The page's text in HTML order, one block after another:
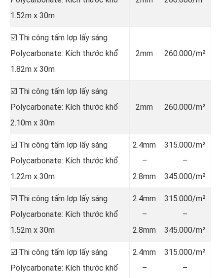
1.52m x 30m
☑️ Thi công tấm lợp lấy sáng
Polycarbonate: Kích thước khổ
1.82m x 30m
2mm 260.000/m²
☑️ Thi công tấm lợp lấy sáng
Polycarbonate: Kích thước khổ
2.10m x 30m
2mm 260.000/m²
☑️ Thi công tấm lợp lấy sáng
Polycarbonate: Kích thước khổ
1.22m x 30m
2.4mm
–
2.8mm
315.000/m²
–
345.000/m²
☑️ Thi công tấm lợp lấy sáng
Polycarbonate: Kích thước khổ
1.52m x 30m
2.4mm
–
2.8mm
315.000/m²
–
345.000/m²
☑️ Thi công tấm lợp lấy sáng
Polycarbonate: Kích thước khổ
2.4mm
–
315.000/m²
–